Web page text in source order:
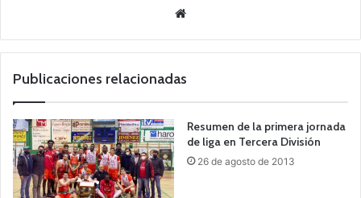
we
Publicaciones relacionadas
Resumen de la primera jornada
de liga en Tercera División
26 de agosto de 2013